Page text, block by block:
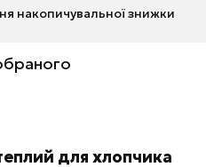
накопичувальної знижки
для хлопчика